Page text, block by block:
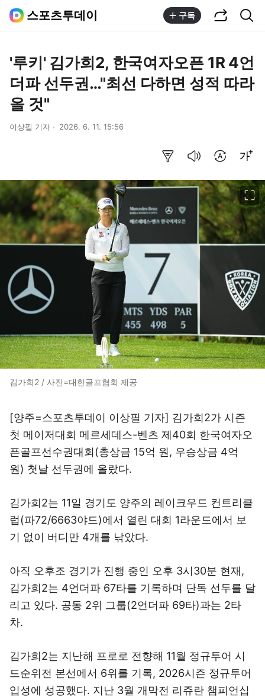
스포츠투데이 구독
'루키' 김가희2, 한국여자오픈 1R 4언
더파 선두권…"최선 다하면 성적 따라
올 것"
이상필 기자 2026. 6. 11. 15:56
김가희2 / 사진=대한골프협회 제공
[양주=스포츠투데이 이상필 기자] 김가희2가 시즌
첫 메이저대회 메르세데스-벤츠 제40회 한국여자오
픈골프선수권대회(총상금 15억 원, 우승상금 4억
원) 첫날 선두권에 올랐다.
김가희2는 11일 경기도 양주의 레이크우드 컨트리클
럽(파72/6663야드)에서 열린 대회 1라운드에서 보
기 없이 버디만 4개를 낚았다.
아직 오후조 경기가 진행 중인 오후 3시30분 현재,
김가희2는 4언더파 67타를 기록하며 단독 선두를 달
리고 있다. 공동 2위 그룹(2언더파 69타)과는 2타
차.
김가희2는 지난해 프로로 전향해 11월 정규투어 시
드순위전 본선에서 6위를 기록, 2026시즌 정규투어
입성에 성공했다. 지난 3월 개막전 리쥬란 챔피언십